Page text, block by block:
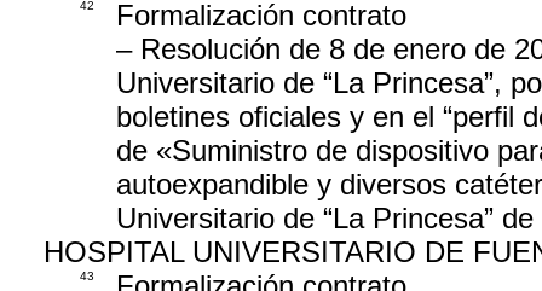
42
Formalización contrato
– Resolución de 8 de enero de
Universitario de “La Princesa”,
boletines oficiales y en el “perfil
de «Suministro de dispositivo
autoexpandible y diversos
Universitario de “La Princesa”
HOSPITAL UNIVERSITARIO DE
43